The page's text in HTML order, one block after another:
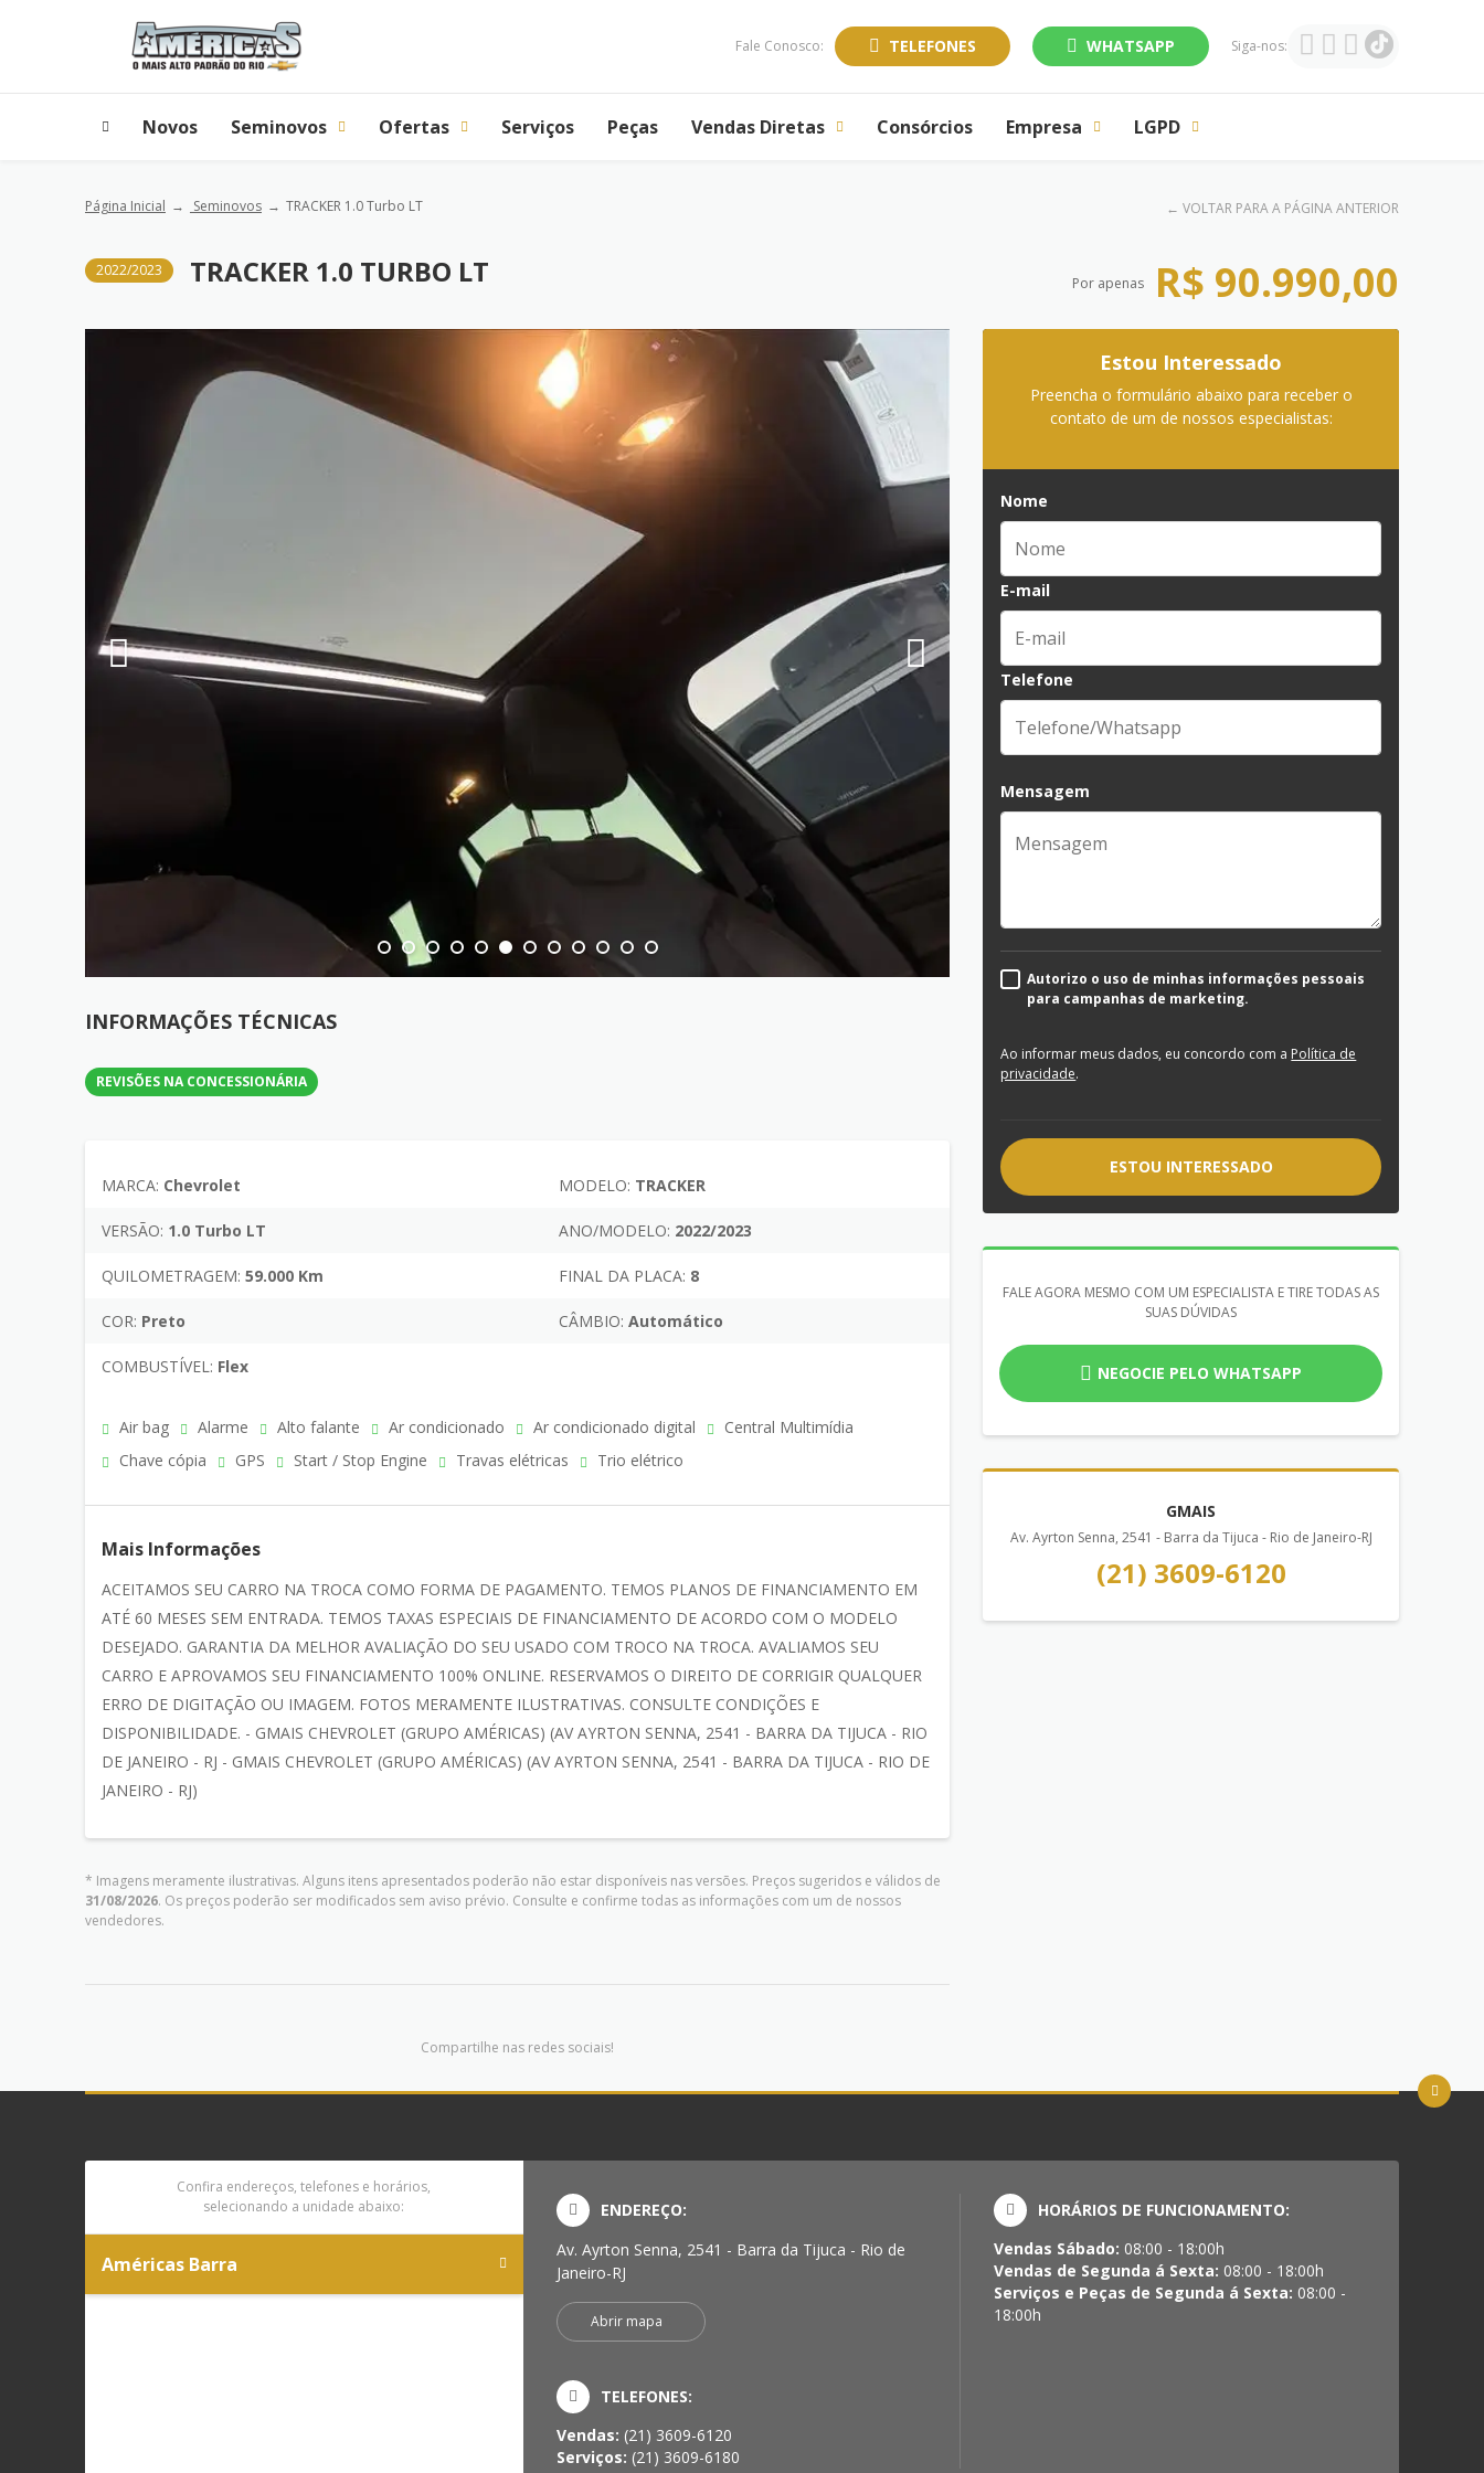
Fale Conosco: TELEFONES WHATSAPP Siga-nos:
Novos Seminovos Ofertas Serviços Peças Vendas Diretas Consórcios Empresa LGPD
Página Inicial Seminovos TRACKER 1.0 Turbo LT ← VOLTAR PARA A PÁGINA ANTERIOR
2022/2023 TRACKER 1.0 TURBO LT Por apenas R$ 90.990,00
INFORMAÇÕES TÉCNICAS
REVISÕES NA CONCESSIONÁRIA
MARCA: Chevrolet MODELO: TRACKER
VERSÃO: 1.0 Turbo LT ANO/MODELO: 2022/2023
QUILOMETRAGEM: 59.000 Km FINAL DA PLACA: 8
COR: Preto CÂMBIO: Automático
COMBUSTÍVEL: Flex
Air bag Alarme Alto falante Ar condicionado Ar condicionado digital
Central Multimídia
Chave cópia
GPS Start / Stop Engine Travas elétricas Trio elétrico
Mais Informações
ACEITAMOS SEU CARRO NA TROCA COMO FORMA DE PAGAMENTO. TEMOS PLANOS DE FINANCIAMENTO EM
ATÉ 60 MESES SEM ENTRADA. TEMOS TAXAS ESPECIAIS DE FINANCIAMENTO DE ACORDO COM O MODELO
DESEJADO. GARANTIA DA MELHOR AVALIAÇÃO DO SEU USADO COM TROCO NA TROCA. AVALIAMOS SEU
CARRO E APROVAMOS SEU FINANCIAMENTO 100% ONLINE. RESERVAMOS O DIREITO DE CORRIGIR QUALQUER
ERRO DE DIGITAÇÃO OU IMAGEM. FOTOS MERAMENTE ILUSTRATIVAS. CONSULTE CONDIÇÕES E
DISPONIBILIDADE. - GMAIS CHEVROLET (GRUPO AMÉRICAS) (AV AYRTON SENNA, 2541 - BARRA DA TIJUCA - RIO
DE JANEIRO - RJ - GMAIS CHEVROLET (GRUPO AMÉRICAS) (AV AYRTON SENNA, 2541 - BARRA DA TIJUCA - RIO DE
JANEIRO - RJ)
* Imagens meramente ilustrativas. Alguns itens apresentados poderão não estar disponíveis nas versões. Preços sugeridos e válidos de
31/08/2026. Os preços poderão ser modificados sem aviso prévio. Consulte e confirme todas as informações com um de nossos
vendedores.
Compartilhe nas redes sociais!
Estou Interessado
Preencha o formulário abaixo para receber o
contato de um de nossos especialistas:
Nome
E-mail
Telefone
Mensagem
Autorizo o uso de minhas informações pessoais
para campanhas de marketing.
Ao informar meus dados, eu concordo com a Política de
privacidade.
ESTOU INTERESSADO
FALE AGORA MESMO COM UM ESPECIALISTA E TIRE TODAS AS
SUAS DÚVIDAS
NEGOCIE PELO WHATSAPP
GMAIS
Av. Ayrton Senna, 2541 - Barra da Tijuca - Rio de Janeiro-RJ
(21) 3609-6120
Confira endereços, telefones e horários,
selecionando a unidade abaixo:
Américas Barra
ENDEREÇO:
Av. Ayrton Senna, 2541 - Barra da Tijuca - Rio de
Janeiro-RJ
Abrir mapa
TELEFONES:
Vendas: (21) 3609-6120
Serviços: (21) 3609-6180
HORÁRIOS DE FUNCIONAMENTO:
Vendas Sábado: 08:00 - 18:00h
Vendas de Segunda á Sexta: 08:00 - 18:00h
Serviços e Peças de Segunda á Sexta: 08:00 -
18:00h